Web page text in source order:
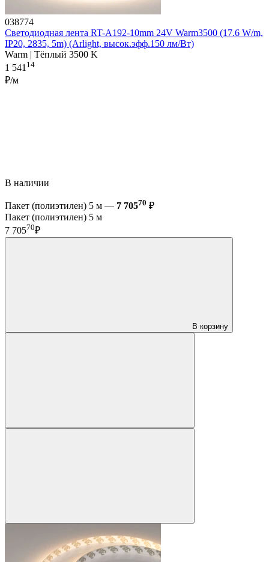
038774
Светодиодная лента RT-A192-10mm 24V Warm3500 (17.6 W/m,
IP20, 2835, 5m) (Arlight, высок.эфф.150 лм/Вт)
Warm | Тёплый 3500 K
1 541 14
₽/м
В наличии
Пакет (полиэтилен) 5 м — 7 70570 ₽
Пакет (полиэтилен) 5 м
7 70570₽
В корзину